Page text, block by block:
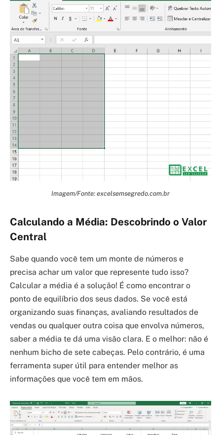
Imagem/Fonte: excelsemsegredo.com.br
Calculando a Média: Descobrindo o Valor
Central
Sabe quando você tem um monte de números e
precisa achar um valor que represente tudo isso?
Calcular a média é a solução! É como encontrar o
ponto de equilíbrio dos seus dados. Se você está
organizando suas finanças, avaliando resultados de
vendas ou qualquer outra coisa que envolva números,
saber a média te dá uma visão clara. E o melhor: não é
nenhum bicho de sete cabeças. Pelo contrário, é uma
ferramenta super útil para entender melhor as
informações que você tem em mãos.